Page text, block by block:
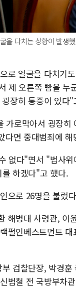
을 다치는 상황이 발생
로 얼굴을 다치기
제 오른쪽 뺨을 누
장히 통증이 있다"
가로막아서 굉장
다면 중대범죄에
없다"면서 "법사
하겠다"고 했다.
으로 26명을 불렀
해병대 사령관, 이
펄인베스트먼트
검찰단장, 박경
범철 전 국방부차